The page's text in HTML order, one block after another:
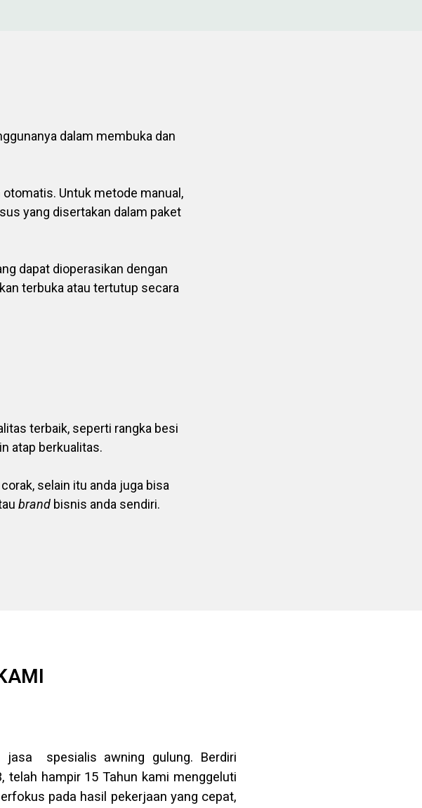
dalam membuka dan
Untuk metode manual,
yang disertakan dalam paket
dapat dioperasikan dengan
terbuka atau tertutup secara
terbaik, seperti rangka besi
atap berkualitas.
selain itu anda juga bisa
brand bisnis anda sendiri.
jasa spesialis awning gulung. Berdiri
telah hampir 15 Tahun kami menggeluti
pada hasil pekerjaan yang cepat,